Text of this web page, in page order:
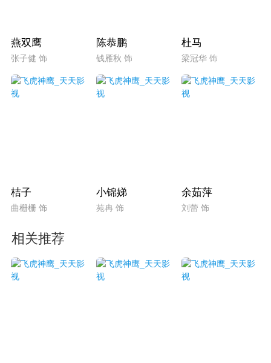
燕双鹰
张子健 饰
陈恭鹏
钱雁秋 饰
杜马
梁冠华 饰
桔子
曲栅栅 饰
小锦娣
苑冉 饰
余茹萍
刘蕾 饰
相关推荐